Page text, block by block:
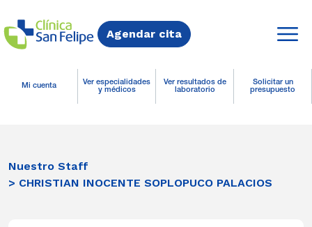
Agendar cita
Mi cuenta
Ver especialidades
y médicos
Ver resultados de
laboratorio
Solicitar un
presupuesto
Nuestro Staff
> CHRISTIAN INOCENTE SOPLOPUCO PALACIOS